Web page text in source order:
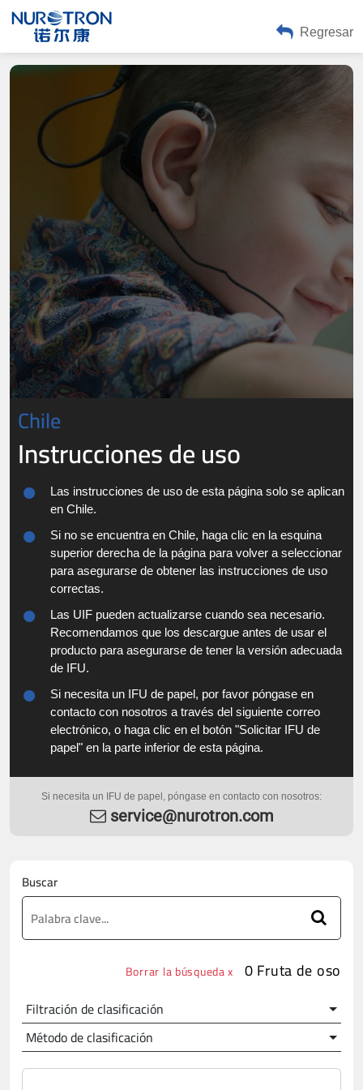
Regresar
Chile
Instrucciones de uso
Las instrucciones de uso de esta página solo se aplican
en Chile.
Si no se encuentra en Chile, haga clic en la esquina
superior derecha de la página para volver a seleccionar
para asegurarse de obtener las instrucciones de uso
correctas.
Las UIF pueden actualizarse cuando sea necesario.
Recomendamos que los descargue antes de usar el
producto para asegurarse de tener la versión adecuada
de IFU.
Si necesita un IFU de papel, por favor póngase en
contacto con nosotros a través del siguiente correo
electrónico, o haga clic en el botón "Solicitar IFU de
papel" en la parte inferior de esta página.
Si necesita un IFU de papel, póngase en contacto con nosotros:
service@nurotron.com
Buscar
Borrar la búsqueda x 0 Fruta de oso
Filtración de clasificación
Método de clasificación